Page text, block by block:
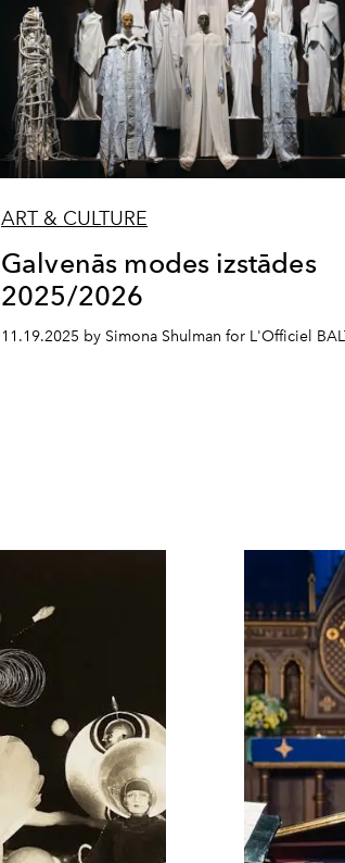
ART & CULTURE
Galvenās modes izstādes
2025/2026
11.19.2025 by Simona Shulman for L'Officiel